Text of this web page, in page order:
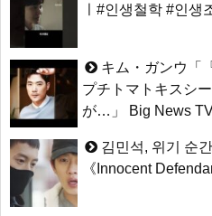
ㅣ#인생철학 #인생
キム・ガンウ「
プチトマトキスシ
が…」 Big News
김민석, 위기 순
《Innocent